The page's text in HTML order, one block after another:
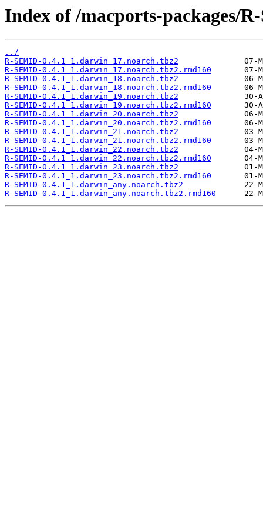
Index of /macports-packages/
../
R-SEMID-0.4.1_1.darwin_17.noarch.tbz2
R-SEMID-0.4.1_1.darwin_17.noarch.tbz2.rmd160
R-SEMID-0.4.1_1.darwin_18.noarch.tbz2
R-SEMID-0.4.1_1.darwin_18.noarch.tbz2.rmd160
R-SEMID-0.4.1_1.darwin_19.noarch.tbz2
R-SEMID-0.4.1_1.darwin_19.noarch.tbz2.rmd160
R-SEMID-0.4.1_1.darwin_20.noarch.tbz2
R-SEMID-0.4.1_1.darwin_20.noarch.tbz2.rmd160
R-SEMID-0.4.1_1.darwin_21.noarch.tbz2
R-SEMID-0.4.1_1.darwin_21.noarch.tbz2.rmd160
R-SEMID-0.4.1_1.darwin_22.noarch.tbz2
R-SEMID-0.4.1_1.darwin_22.noarch.tbz2.rmd160
R-SEMID-0.4.1_1.darwin_23.noarch.tbz2
R-SEMID-0.4.1_1.darwin_23.noarch.tbz2.rmd160
R-SEMID-0.4.1_1.darwin_any.noarch.tbz2
R-SEMID-0.4.1_1.darwin_any.noarch.tbz2.rmd160